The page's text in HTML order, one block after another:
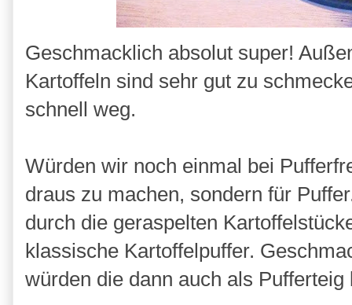
Geschmacklich absolut super!
Kartoffeln sind sehr gut zu
schnell weg.
Würden wir noch einmal bei
draus zu machen, sondern für
durch die geraspelten
klassische Kartoffelpuffer.
würden die dann auch als Pufferteig